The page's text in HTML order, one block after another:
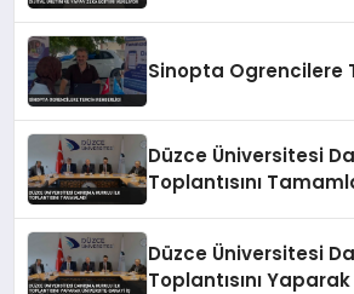
Sinopta Ogrencilere
Düzce Üniversitesi
Toplantısını
Düzce Üniversitesi
Toplantısını